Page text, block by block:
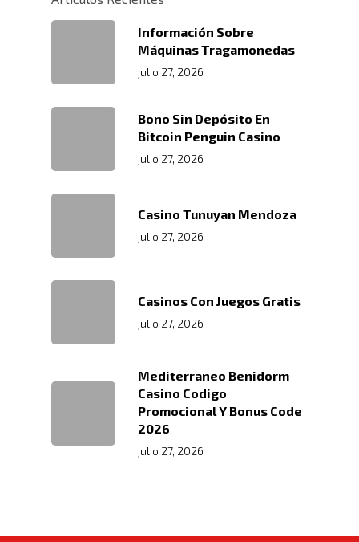
Información Sobre
Máquinas Tragamonedas
julio 27, 2026
Bono Sin Depósito En
Bitcoin Penguin Casino
julio 27, 2026
Casino Tunuyan Mendoza
julio 27, 2026
Casinos Con Juegos Gratis
julio 27, 2026
Mediterraneo Benidorm
Casino Codigo
Promocional Y Bonus Code
2026
julio 27, 2026